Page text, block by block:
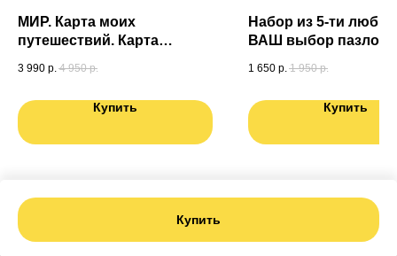
Купить
МИР. Карта моих
путешествий. Карта
специально для Вас. Карта
3 990 р. 4 950 р.
Купить
Набор из 5-ти
ВАШ выбор пазлов
1 650 р. 1 950 р.
Купить